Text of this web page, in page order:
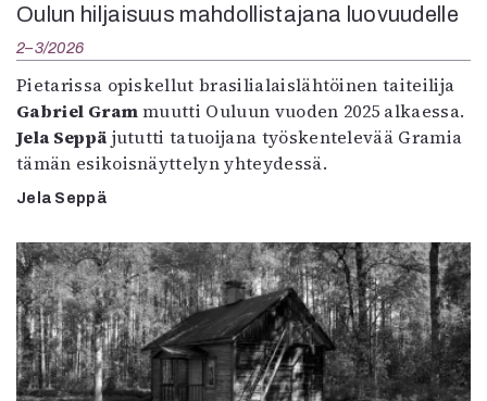
Oulun hiljaisuus mahdollistajana luovuudelle
2–3/2026
Pietarissa opiskellut brasilialaislähtöinen taiteilija
Gabriel Grammuutti Ouluun vuoden 2025 alkaessa.
Jela Seppä jututti tatuoijana työskentelevää Gramia
tämän esikoisnäyttelyn yhteydessä.
Jela Seppä